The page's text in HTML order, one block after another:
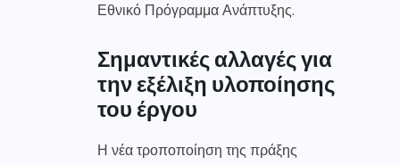
Εθνικό Πρόγραμμα Ανάπτυξης.
Σημαντικές αλλαγές για
την εξέλιξη υλοποίησης
του έργου
Η νέα τροποποίηση της πράξης